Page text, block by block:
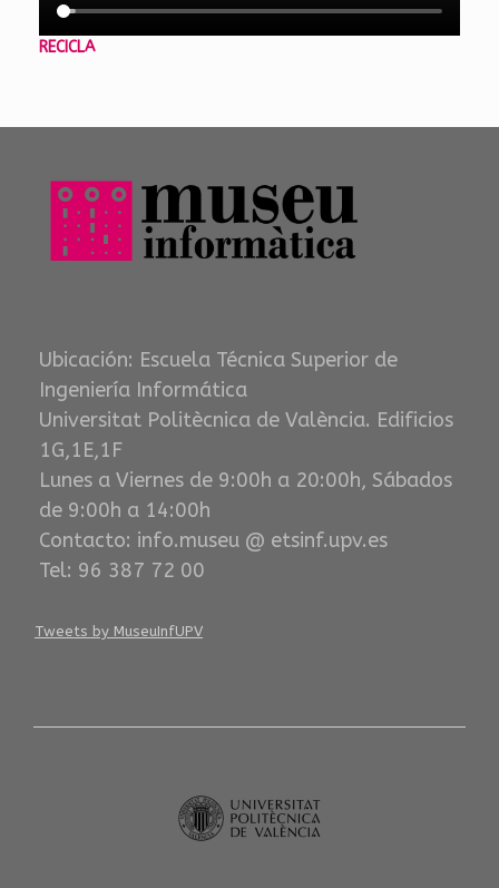
RECICLA
Ubicación: Escuela Técnica Superior de
Ingeniería Informática
Universitat Politècnica de València. Edificios
1G,1E,1F
Lunes a Viernes de 9:00h a 20:00h, Sábados
de 9:00h a 14:00h
Contacto: info.museu @ etsinf.upv.es
Tel: 96 387 72 00
Tweets by MuseuInfUPV